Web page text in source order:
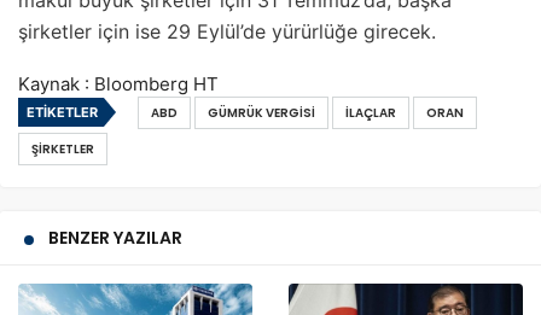
şirketler için ise 29 Eylül’de yürürlüğe girecek.
Kaynak : Bloomberg HT
ETIKETLER ABD GÜMRÜK VERGISI İLAÇLAR
ORAN
ŞIRKETLER
BENZER YAZILAR